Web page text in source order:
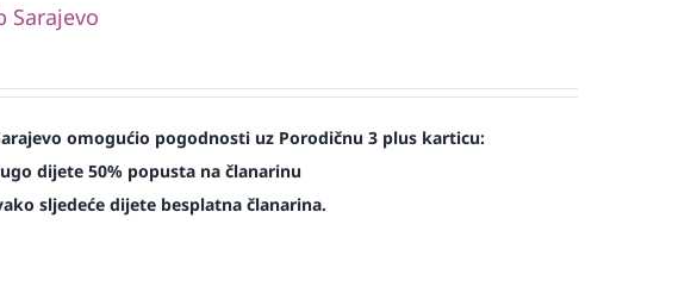
Sarajevo
omogućio pogodnosti uz Porodičnu 3 plus karticu:
dijete 50% popusta na članarinu
sljedeće dijete besplatna članarina.